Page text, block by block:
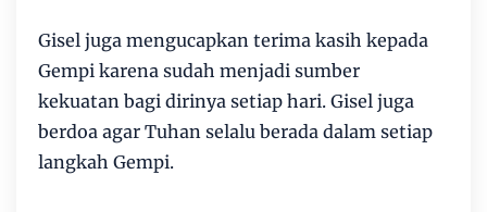
Gisel juga mengucapkan terima kasih kepada
Gempi karena sudah menjadi sumber
kekuatan bagi dirinya setiap hari. Gisel juga
berdoa agar Tuhan selalu berada dalam setiap
langkah Gempi.